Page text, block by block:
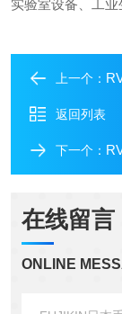
实验室设备、工业
上一个：
返回列表
下一个：
在线留言
ONLINE